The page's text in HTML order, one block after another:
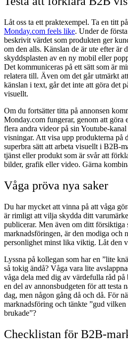
Låt oss ta ett praktexempel. Ta en titt
Monday.com feels like. Under de
beskrivit värdet som produkten ger
om den alls. Känslan de är ute efter är
skyddsplasten av en ny mobil eller
Det kommuniceras på ett sätt som är
relatera till. Även om det går utmärkt
känslan i text, går det inte att göra det
visuellt.
Om du fortsätter titta på annonsen
Monday.com fungerar, genom att göra
flera andra videor på sin Youtube-
visningar. Att visa upp produkterna på
superbra sätt att arbeta visuellt i B2B-
tjänst eller produkt som är svår att
bilder, grafik eller video. Gärna
Våga pröva nya saker
Du har mycket att vinna på att våga
är rimligt att vilja skydda ditt
publicerar. Men även om ditt försiktiga
marknadsföringen, är den modiga och
personlighet minst lika viktig. Låt den
Lyssna på kollegan som har en ”lite
så tokig ändå? Våga vara lite
våga dela med dig av värdefulla råd på
en del av annonsbudgeten för att testa
dag, men någon gång då och då. För
marknadsföring och tänkte ”gud vilken
brukade”?
Checklistan för B2B-